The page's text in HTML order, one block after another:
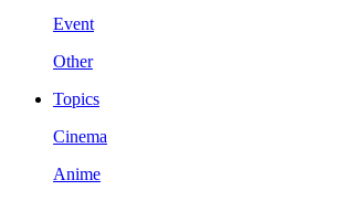
Event
Other
Topics
Cinema
Anime